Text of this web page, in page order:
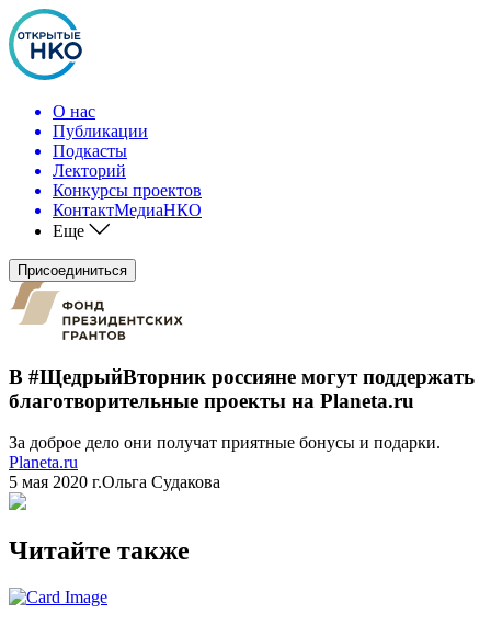
О нас
Публикации
Подкасты
Лекторий
Конкурсы проектов
КонтактМедиаНКО
Еще
Присоединиться
В #ЩедрыйВторник россияне могут поддержать
благотворительные проекты на Planeta.ru
За доброе дело они получат приятные бонусы и подарки.
Planeta.ru
5 мая 2020 г.Ольга Судакова
Читайте также